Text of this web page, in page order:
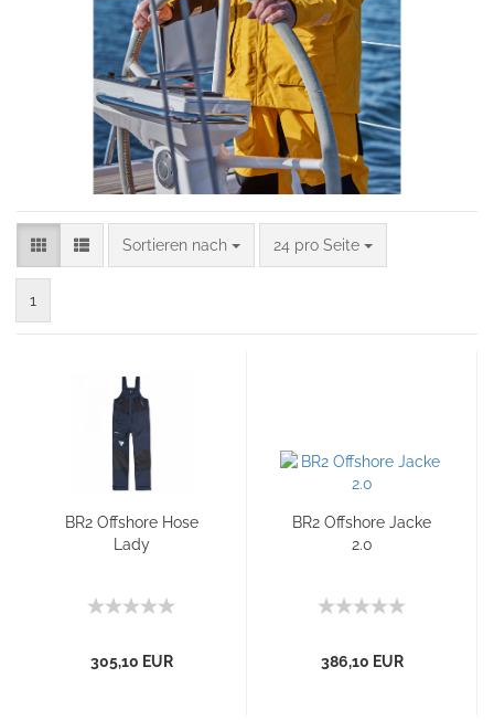
Sortieren nach 24 pro Seite
1
BR2 Offshore Hose
Lady
305,10 EUR
BR2 Offshore Jacke
2.0
386,10 EUR